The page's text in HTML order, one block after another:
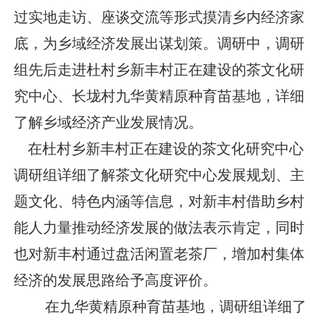
过实地走访、座谈交流等形式摸清乡内经济家
底，为乡域经济发展出谋划策。 调研中，调研
组先后走进杜村乡新丰村正在建设的茶文化研
究中心、长垅村九华黄精原种育苗基地，详细
了解乡域经济产业发展情况。
在杜村乡新丰村正在建设的茶文化研究中心
调研组详细了解茶文化研究中心发展规划、主
题文化、特色内涵等信息，对新丰村借助乡村
能人力量推动经济发展的做法表示肯定，同时
也对新丰村通过盘活闲置老茶厂，增加村集体
经济的发展思路给予高度评价。
在九华黄精原种育苗基地，调研组详细了